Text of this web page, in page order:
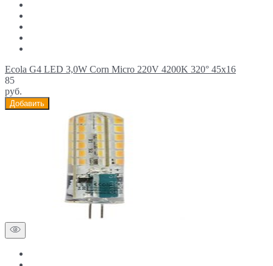
Ecola G4 LED 3,0W Corn Micro 220V 4200K 320° 45x16
85
руб.
Добавить